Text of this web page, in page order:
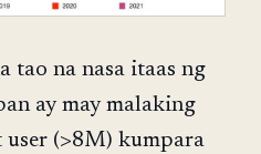
tao na nasa itaas ng
ay may malaking
(>8M) kumpara